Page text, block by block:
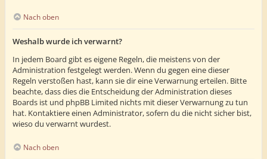
Nach oben
Weshalb wurde ich verwarnt?
In jedem Board gibt es eigene Regeln, die meistens von der
Administration festgelegt werden. Wenn du gegen eine dieser
Regeln verstoßen hast, kann sie dir eine Verwarnung erteilen. Bitte
beachte, dass dies die Entscheidung der Administration dieses
Boards ist und phpBB Limited nichts mit dieser Verwarnung zu tun
hat. Kontaktiere einen Administrator, sofern du die nicht sicher bist,
wieso du verwarnt wurdest.
Nach oben